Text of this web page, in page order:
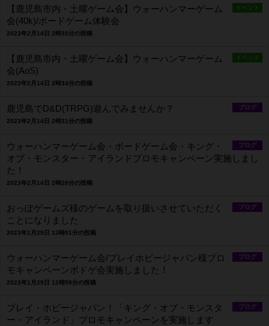
イベント
【鹿児島市内・土曜ゲーム会】ウォーハンマーゲーム
会(40k)/ボードゲーム体験会
2023年2月14日 2時35分の投稿
イベント
【鹿児島市内・土曜ゲーム会】ウォーハンマーゲーム
会(AoS)
2023年2月14日 2時34分の投稿
ブログ
鹿児島でD&D(TRPG)遊んでみませんか？
2023年2月14日 2時31分の投稿
ブログ
ウォーハンマーゲーム会・ボードゲーム会・キング・
オブ・モンスター・アイランドプロモキャンペーン実施しまし
た！
2023年2月14日 2時28分の投稿
ブログ
おっぽゲームズ様のゲームを取り扱いさせていただく
ことになりました
2023年1月29日 13時01分の投稿
ブログ
ウォーハンマーゲーム会/プレイホビージャパン様プロ
モキャンペーンボドゲ会実施しました！
2023年1月29日 12時59分の投稿
ブログ
プレイ・ホビージャパン！「キング・オブ・モンスタ
ー・アイランド」プロモキャンペーンを実施します